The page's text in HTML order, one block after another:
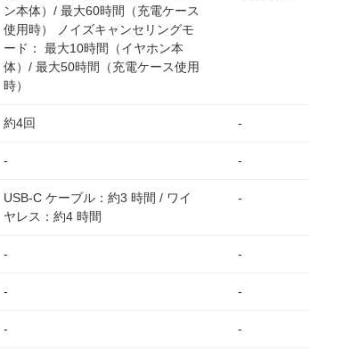
ン本体）/ 最大60時間（充電ケース
使用時） ノイズキャンセリングモ
ード： 最大10時間（イヤホン本
体）/ 最大50時間（充電ケース使用
時）
約4回
-
USB-C ケーブル：約3 時間 / ワイ
ヤレス：約4 時間
-
-
-
-
-
-
-
-
-